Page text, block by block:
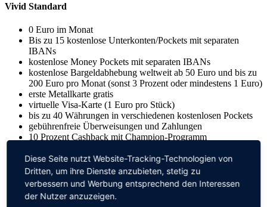
Vivid Standard
0 Euro im Monat
Bis zu 15 kostenlose Unterkonten/Pockets mit separaten
IBANs
kostenlose Money Pockets mit separaten IBANs
kostenlose Bargeldabhebung weltweit ab 50 Euro und bis zu
200 Euro pro Monat (sonst 3 Prozent oder mindestens 1 Euro)
erste Metallkarte gratis
virtuelle Visa-Karte (1 Euro pro Stück)
bis zu 40 Währungen in verschiedenen kostenlosen Pockets
gebührenfreie Überweisungen und Zahlungen
10 Prozent Cashback mit Champion-Programm
bis zu 25 Prozent Cashback bei ausgewählten Händlern
Währungsumtausch zum akt. Wechselkurs: bis zu 40
Währungen verfügbar
provisionsfreie Investitionen in Aktien und ETFs von EU-
und US-Unternehmen
Diese Seite nutzt Website-Tracking-Technologien von
Dritten, um ihre Dienste anzubieten, stetig zu
verbessern und Werbung entsprechend den Interessen
der Nutzer anzuzeigen.